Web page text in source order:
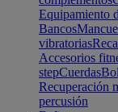
Equipamiento
Bancos
vibratorias
Accesorios
stepCuerdas
Recuperación
percusión